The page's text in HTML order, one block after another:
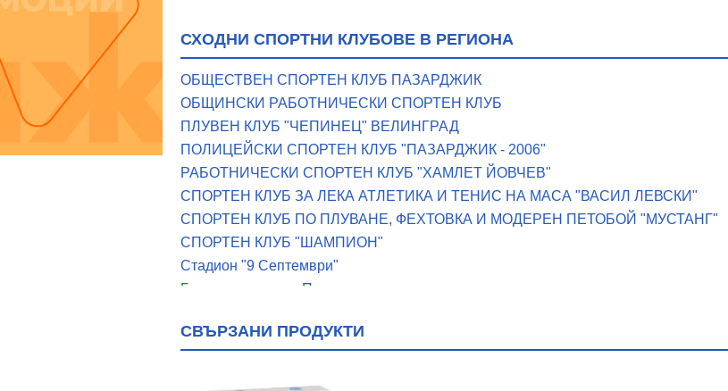
СХОДНИ СПОРТНИ КЛУБОВЕ В РЕГИОНА
ОБЩЕСТВЕН СПОРТЕН КЛУБ ПАЗАРДЖИК
ОБЩИНСКИ РАБОТНИЧЕСКИ СПОРТЕН КЛУБ
ПЛУВЕН КЛУБ "ЧЕПИНЕЦ" ВЕЛИНГРАД
ПОЛИЦЕЙСКИ СПОРТЕН КЛУБ "ПАЗАРДЖИК - 2006"
РАБОТНИЧЕСКИ СПОРТЕН КЛУБ "ХАМЛЕТ ЙОВЧЕВ"
СПОРТЕН КЛУБ ЗА ЛЕКА АТЛЕТИКА И ТЕНИС НА МАСА "ВАСИЛ ЛЕВСКИ"
СПОРТЕН КЛУБ ПО ПЛУВАНЕ, ФЕХТОВКА И МОДЕРЕН ПЕТОБОЙ "МУСТАНГ"
СПОРТЕН КЛУБ "ШАМПИОН"
Стадион "9 Септември"
Градски стадион - Пещера
Имот отреден за лека атлетика и футбол
СВЪРЗАНИ ПРОДУКТИ